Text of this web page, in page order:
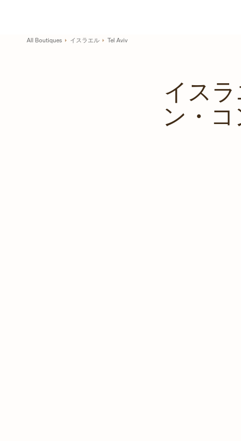
Return to Nav
All Boutiques イスラエル Tel Aviv
イスラ
ン・